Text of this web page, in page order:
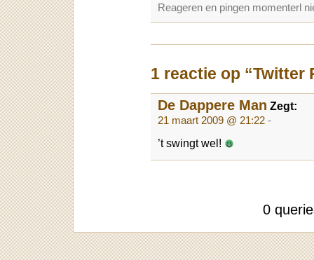
Reageren en pingen momenterl
1 reactie op “Twitter
De Dappere Man Zegt:
21 maart 2009 @ 21:22 -
’t swingt wel!
0